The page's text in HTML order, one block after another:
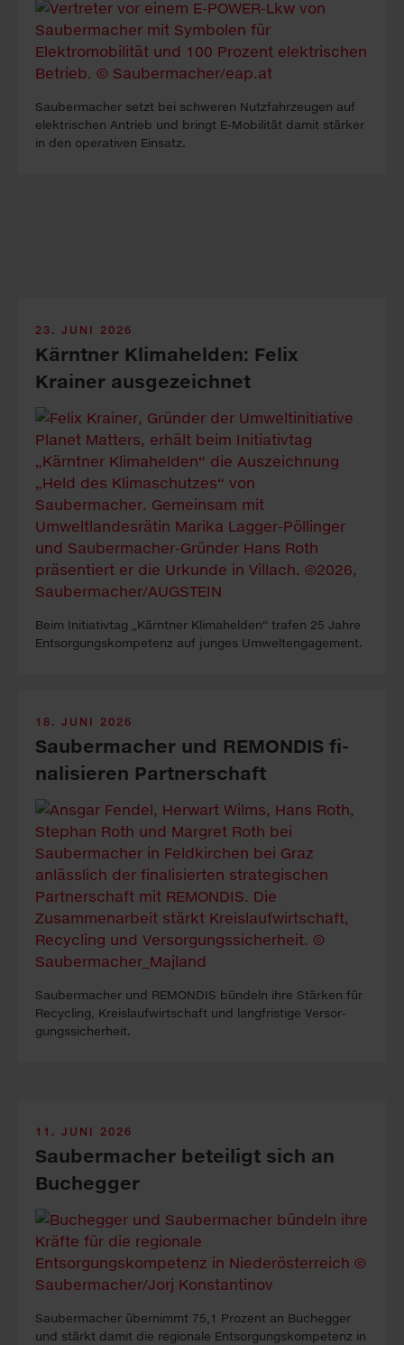
Sauber­macher setzt bei schwer­en Nutz­fahr­zeugen auf
elek­trisch­en An­trieb und bringt E-Mobilität damit stär­ker
in den oper­ativen Ein­satz.
23. JUNI 2026
Kärntner Kli­ma­hel­den: Felix
Krainer aus­ge­zeich­net
Beim Initia­tivtag „Kärntner Klimahelden“ tra­fen 25 Jahre
Entsor­gungs­kompe­tenz auf junges Umwelt­engagement.
18. JUNI 2026
Sauber­macher und REMONDIS fi­
nal­isier­en Part­ner­schaft
Sauber­macher und REMONDIS bün­deln ihre Stär­ken für
Re­cy­cling, Kreis­lauf­wirt­schaft und lang­fristige Ver­sor­
gungs­sicher­heit.
11. JUNI 2026
Saubermacher beteiligt sich an
Buchegger
Saubermacher übernimmt 75,1 Prozent an Buchegger
und stärkt damit die regionale Entsorgungskompetenz in